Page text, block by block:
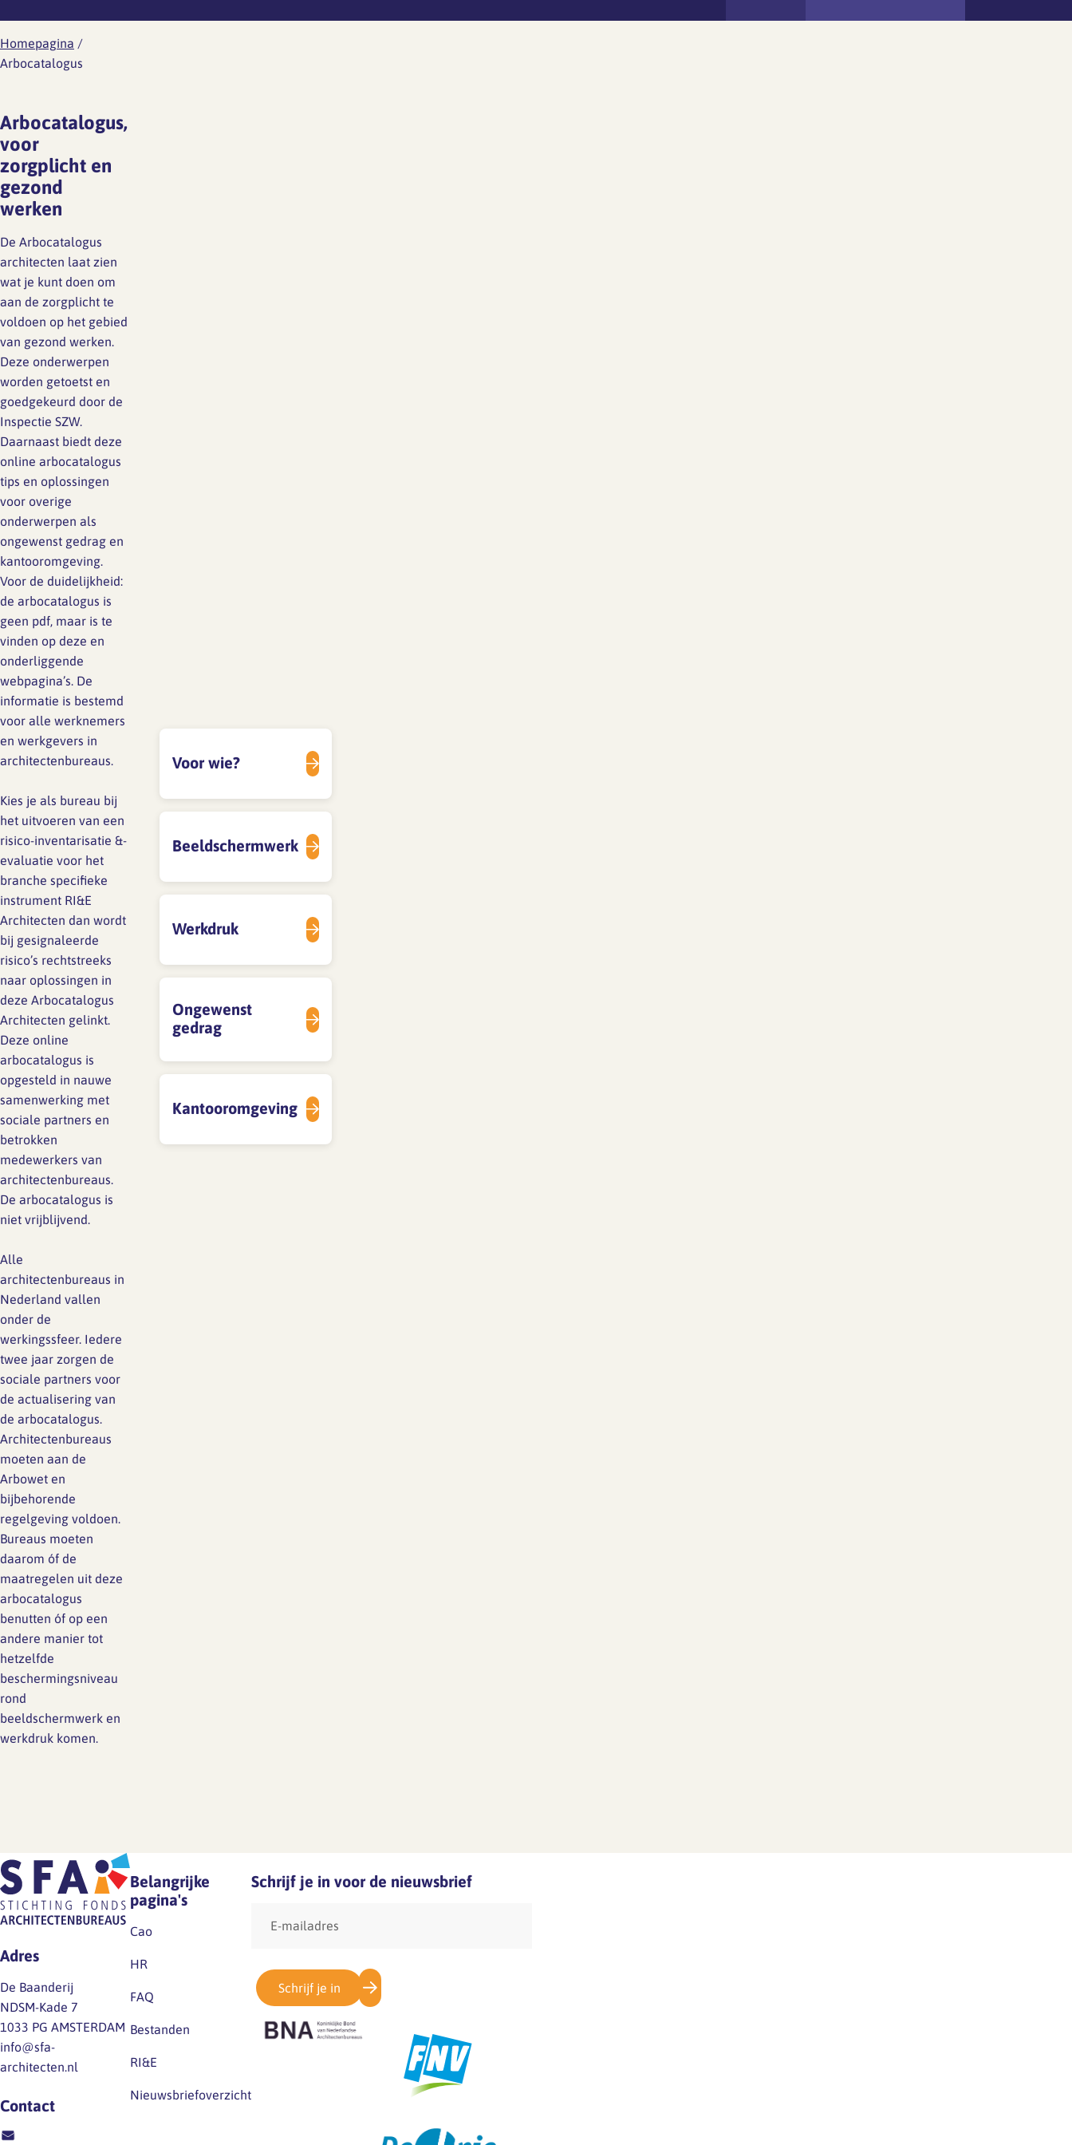
Verlof
Modelcontracten
Personeelshandboek
Verzuim en verlof
Overzicht regelingen
vakantie-uren
Ziekte en vakantie
Overzicht regelingen cao-
verlof
Lief en leed
Branche analyse en
onderzoek
Rapport Arbeidszaken 2025
Rapport Arbeidszaken 2024
Rapport Arbeidszaken 2023
Sectoranalyse
Jaarrapportage
Ontwerpsector 2025
Media en magazine
SFA magazine The Human
Boekentips
Podcasttips
Wat is er aan de hand
Wat kun je doen
Werkdruk
Wat is er aan de hand
Wat kun je doen
Wetgeving
Ongewenst gedrag
Gedragscode
Vertrouwenspersoon
Handreikingen
Kantooromgeving
Maatregelen
Homepagina /
Arbocatalogus
Arbocatalogus,
voor
zorgplicht en
gezond
werken
De Arbocatalogus
architecten laat zien
wat je kunt doen om
aan de zorgplicht te
voldoen op het gebied
van gezond werken.
Deze onderwerpen
worden getoetst en
goedgekeurd door de
Inspectie SZW.
Daarnaast biedt deze
online arbocatalogus
tips en oplossingen
voor overige
onderwerpen als
ongewenst gedrag en
kantooromgeving.
Voor de duidelijkheid:
de arbocatalogus is
geen pdf, maar is te
vinden op deze en
onderliggende
webpagina’s. De
informatie is bestemd
voor alle werknemers
en werkgevers in
architectenbureaus.
Kies je als bureau bij
het uitvoeren van een
risico-inventarisatie &-
evaluatie voor het
branche specifieke
instrument RI&E
Architecten dan wordt
bij gesignaleerde
risico’s rechtstreeks
naar oplossingen in
deze Arbocatalogus
Architecten gelinkt.
Deze online
arbocatalogus is
opgesteld in nauwe
samenwerking met
sociale partners en
betrokken
medewerkers van
architectenbureaus.
De arbocatalogus is
niet vrijblijvend.
Alle
architectenbureaus in
Nederland vallen
onder de
werkingssfeer. Iedere
twee jaar zorgen de
sociale partners voor
de actualisering van
de arbocatalogus.
Architectenbureaus
moeten aan de
Arbowet en
bijbehorende
regelgeving voldoen.
Bureaus moeten
daarom óf de
maatregelen uit deze
arbocatalogus
benutten óf op een
andere manier tot
hetzelfde
beschermingsniveau
rond
beeldschermwerk en
werkdruk komen.
Voor wie?
Beeldschermwerk
Werkdruk
Ongewenst
gedrag
Kantooromgeving
Adres
De Baanderij
NDSM-Kade 7
1033 PG AMSTERDAM
info@sfa-
architecten.nl
Contact
Belangrijke
pagina's
Cao
HR
FAQ
Bestanden
RI&E
Nieuwsbriefoverzicht
Schrijf je in voor de nieuwsbrief
mailadres
Schrijf je in